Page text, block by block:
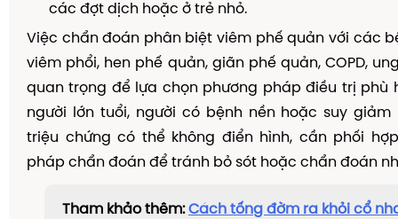
các đợt dịch hoặc ở trẻ nhỏ.
Việc chẩn đoán phân biệt viêm phế quản với các
viêm phổi, hen phế quản, giãn phế quản, COPD,
quan trọng để lựa chọn phương pháp điều trị phù
người lớn tuổi, người có bệnh nền hoặc suy giảm
triệu chứng có thể không điển hình, cần phối
pháp chẩn đoán để tránh bỏ sót hoặc chẩn đoán
Tham khảo thêm:Cách tống đờm ra khỏi cổ